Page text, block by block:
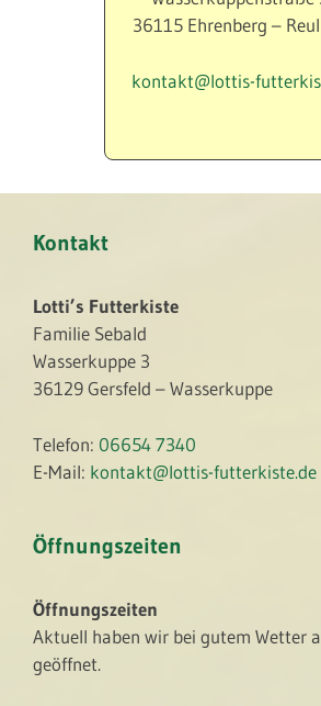
36115 Ehrenberg –
kontakt@lottis-
Kontakt
Lotti’s Futterkiste
Familie Sebald
Wasserkuppe 3
36129 Gersfeld – Wasserkuppe
Telefon: 06654 7340
E-Mail: kontakt@lottis-futterkiste.de
Öffnungszeiten
Öffnungszeiten
Aktuell haben wir bei gutem Wetter
geöffnet.